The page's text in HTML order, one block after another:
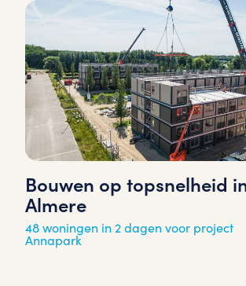
Bouwen op topsnelheid
Almere
48 woningen in 2 dagen voor project
Annapark